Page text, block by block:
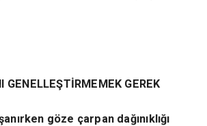
GENELLEŞTİRMEMEK GEREK
göze çarpan dağınıklığı